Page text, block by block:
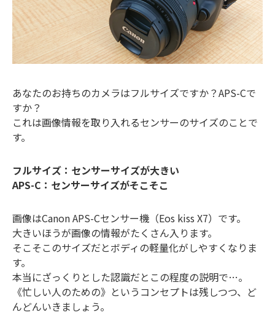
あなたのお持ちのカメラはフルサイズですか？APS-Cで
すか？
これは画像情報を取り入れるセンサーのサイズのことで
す。
フルサイズ：センサーサイズが大きい
APS-C：センサーサイズがそこそこ
画像はCanon APS-Cセンサー機（Eos kiss X7）です。
大きいほうが画像の情報がたくさん入ります。
そこそこのサイズだとボディの軽量化がしやすくなりま
す。
本当にざっくりとした認識だとこの程度の説明で…。
《忙しい人のための》というコンセプトは残しつつ、ど
んどんいきましょう。